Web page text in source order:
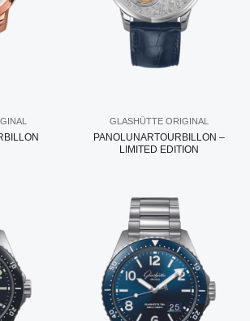
GLASHÜTTE ORIGINAL
PANOLUNARTOURBILLON –
LIMITED EDITION